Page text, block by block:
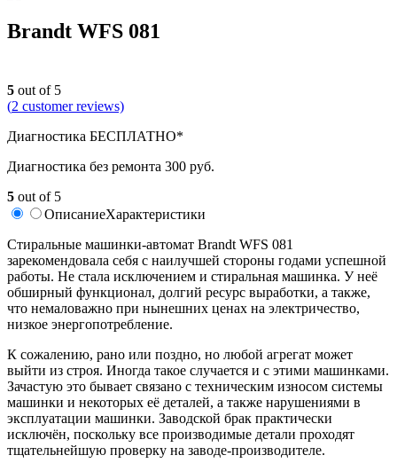
Brandt WFS 081
5 out of 5
(2 customer reviews)
Диагностика БЕСПЛАТНО*
Диагностика без ремонта 300 руб.
5 out of 5
ОписаниеХарактеристики
Стиральные машинки-автомат Brandt WFS 081
зарекомендовала себя с наилучшей стороны годами успешной
работы. Не стала исключением и стиральная машинка. У неё
обширный функционал, долгий ресурс выработки, а также,
что немаловажно при нынешних ценах на электричество,
низкое энергопотребление.
К сожалению, рано или поздно, но любой агрегат может
выйти из строя. Иногда такое случается и с этими машинками.
Зачастую это бывает связано с техническим износом системы
машинки и некоторых её деталей, а также нарушениями в
эксплуатации машинки. Заводской брак практически
исключён, поскольку все производимые детали проходят
тщательнейшую проверку на заводе-производителе.